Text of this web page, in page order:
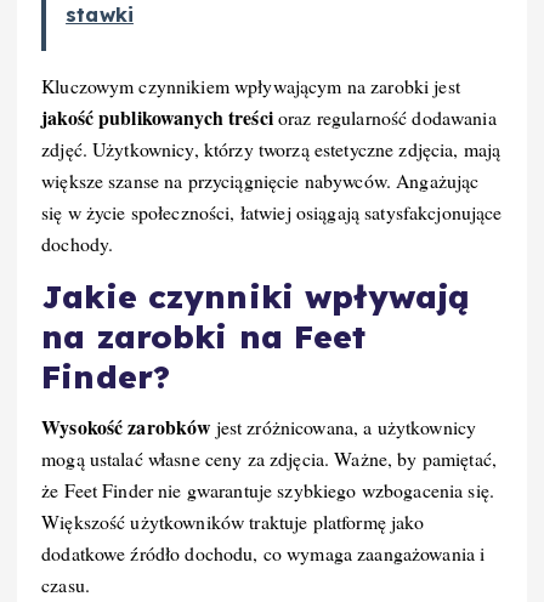
stawki
Kluczowym czynnikiem wpływającym na zarobki jest
jakość publikowanych treścioraz regularność dodawania
zdjęć. Użytkownicy, którzy tworzą estetyczne zdjęcia, mają
większe szanse na przyciągnięcie nabywców. Angażując
się w życie społeczności, łatwiej osiągają satysfakcjonujące
dochody.
Jakie czynniki wpływają
na zarobki na Feet
Finder?
Wysokość zarobków jest zróżnicowana, a użytkownicy
mogą ustalać własne ceny za zdjęcia. Ważne, by pamiętać,
że Feet Finder nie gwarantuje szybkiego wzbogacenia się.
Większość użytkowników traktuje platformę jako
dodatkowe źródło dochodu, co wymaga zaangażowania i
czasu.